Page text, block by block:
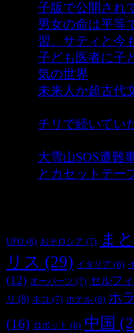
子版で公開され
男女の命は平等
習、サティと今
子ども医者に子
気の世界
未来人か超古代
チリで続いてい
大雪山SOS遭難
とカセットテー
UFO (6) おそロシア (7) ま
リス (29) イタリア (6)
(12) オーパーツ (7) セルフ
リ (8) ネコ (7) ホテル (6) ホ
(16)
ロボット (6) 中国